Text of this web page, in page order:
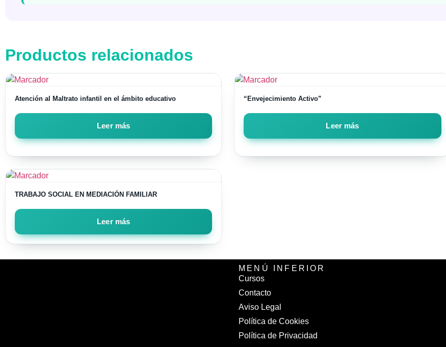
Productos relacionados
Atención al Maltrato infantil en el ámbito educativo
Leer más
“Envejecimiento Activo”
Leer más
TRABAJO SOCIAL EN MEDIACIÓN FAMILIAR
Leer más
MENÚ INFERIOR
Cursos
Contacto
Aviso Legal
Política de Cookies
Política de Privacidad